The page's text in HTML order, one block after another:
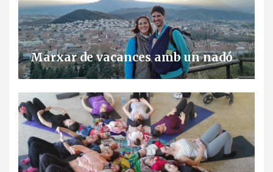
Marxar de vacances amb un nadó